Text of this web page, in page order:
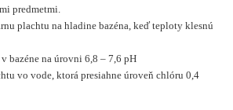
predmetmi.
plachtu na hladine bazéna, keď teploty klesnú
bazéne na úrovni 6,8 – 7,6 pH
vo vode, ktorá presiahne úroveň chlóru 0,4